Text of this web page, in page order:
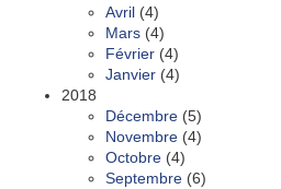
Avril (4)
Mars (4)
Février (4)
Janvier (4)
2018
Décembre (5)
Novembre (4)
Octobre (4)
Septembre (6)